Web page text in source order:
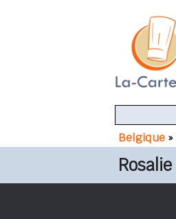
Belgique »
Rosalie